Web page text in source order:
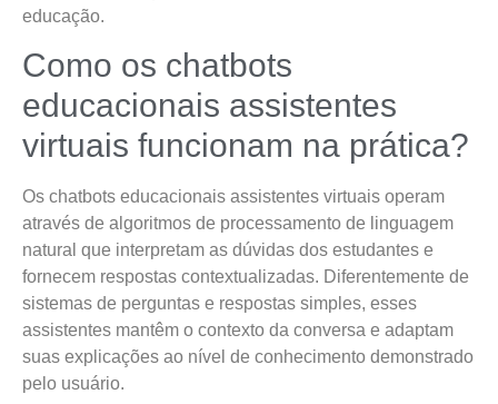
educação.
Como os chatbots
educacionais assistentes
virtuais funcionam na prática?
Os chatbots educacionais assistentes virtuais operam
através de algoritmos de processamento de linguagem
natural que interpretam as dúvidas dos estudantes e
fornecem respostas contextualizadas. Diferentemente de
sistemas de perguntas e respostas simples, esses
assistentes mantêm o contexto da conversa e adaptam
suas explicações ao nível de conhecimento demonstrado
pelo usuário.